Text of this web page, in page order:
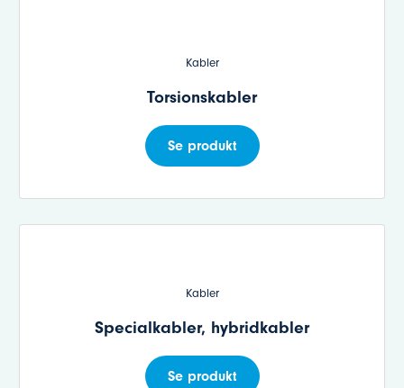
Kabler
Torsionskabler
Se produkt
Kabler
Specialkabler, hybridkabler
Se produkt